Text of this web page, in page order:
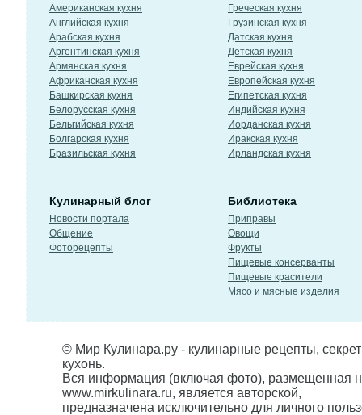
Американская кухня
Английская кухня
Арабская кухня
Аргентинская кухня
Армянская кухня
Африканская кухня
Башкирская кухня
Белорусская кухня
Бельгийская кухня
Болгарская кухня
Бразильская кухня
Греческая кухня
Грузинская кухня
Датская кухня
Детская кухня
Еврейская кухня
Европейская кухня
Египетская кухня
Индийская кухня
Иорданская кухня
Иракская кухня
Ирландская кухня
Кулинарный блог
Новости портала
Общение
Фоторецепты
Библиотека
Приправы
Овощи
Фрукты
Пищевые консерванты
Пищевые красители
Мясо и мясные изделия
© Мир Кулинара.ру - кулинарные рецепты,
кухонь.
Вся информация (включая фото), размещенная
www.mirkulinara.ru, является авторской,
предназначена исключительно для личного